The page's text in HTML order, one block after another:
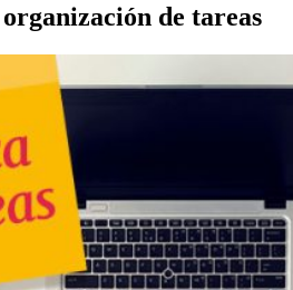
de tareas